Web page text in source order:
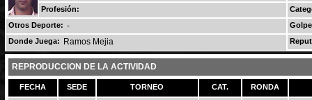
Profesión:
Otros Deporte: -
Donde Juega:
Ramos Mejia
REPRODUCCION DE LA ACTIVIDAD
FECHA SEDE TORNEO CAT. RONDA